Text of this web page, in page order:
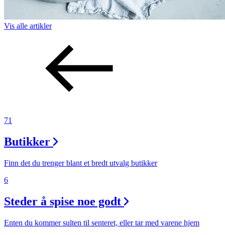
Vis alle artikler
71
Butikker
Finn det du trenger blant et bredt utvalg butikker
6
Steder å spise noe godt
Enten du kommer sulten til senteret, eller tar med varene hjem